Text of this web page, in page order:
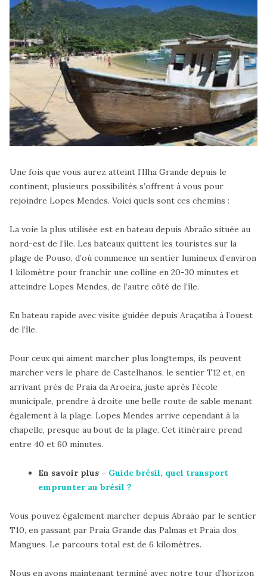
Une fois que vous aurez atteint l’Ilha Grande depuis le
continent, plusieurs possibilités s’offrent à vous pour
rejoindre Lopes Mendes. Voici quels sont ces chemins :
La voie la plus utilisée est en bateau depuis Abraão située au
nord-est de l’île. Les bateaux quittent les touristes sur la
plage de Pouso, d’où commence un sentier lumineux d’environ
1 kilomètre pour franchir une colline en 20-30 minutes et
atteindre Lopes Mendes, de l’autre côté de l’île.
En bateau rapide avec visite guidée depuis Araçatiba à l’ouest
de l’île.
Pour ceux qui aiment marcher plus longtemps, ils peuvent
marcher vers le phare de Castelhanos, le sentier T12 et, en
arrivant près de Praia da Aroeira, juste après l’école
municipale, prendre à droite une belle route de sable menant
également à la plage. Lopes Mendes arrive cependant à la
chapelle, presque au bout de la plage. Cet itinéraire prend
entre 40 et 60 minutes.
En savoir plus – Guide brésil, quel transport
emprunter au brésil ?
Vous pouvez également marcher depuis Abraão par le sentier
T10, en passant par Praia Grande das Palmas et Praia dos
Mangues. Le parcours total est de 6 kilomètres.
Nous en avons maintenant terminé avec notre tour d’horizon